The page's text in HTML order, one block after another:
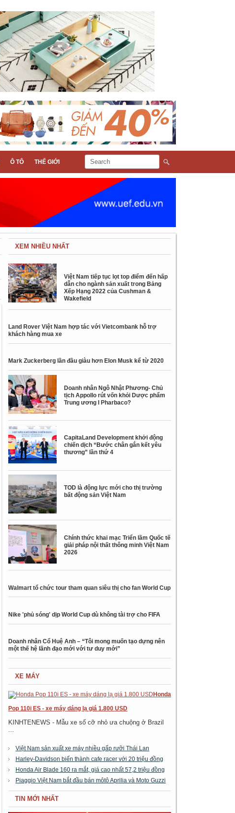
Ô TÔ THẾ GIỚI
XEM NHIỀU NHẤT
Việt Nam tiếp tục lọt top điểm đến hấp
dẫn cho ngành sản xuất trong Bảng
Xếp Hạng 2022 của Cushman &
Wakefield
Land Rover Việt Nam hợp tác với Vietcombank hỗ trợ
khách hàng mua xe
Mark Zuckerberg lần đầu giàu hơn Elon Musk kể từ 2020
Doanh nhân Ngô Nhật Phương- Chủ
tịch Appollo rút vốn khỏi Dược phẩm
Trung ương I Pharbaco?
CapitaLand Development khởi động
chiến dịch “Bước chân gắn kết yêu
thương” lần thứ 4
TOD là động lực mới cho thị trường
bất động sản Việt Nam
Chính thức khai mạc Triển lãm Quốc tế
giải pháp nội thất thông minh Việt Nam
2026
Walmart tổ chức tour tham quan siêu thị cho fan World Cup
Nike 'phủ sóng' dịp World Cup dù không tài trợ cho FIFA
Doanh nhân Cổ Huệ Anh – “Tôi mong muốn tạo dựng nên
một thế hệ lãnh đạo mới với tư duy mới”
XE MÁY
Honda
Pop 110i ES - xe máy dáng lạ giá 1.800 USD
KINHTENEWS - Mẫu xe số cỡ nhỏ ưa chuộng ở Brazil
Việt Nam sản xuất xe máy nhiều gấp rưỡi Thái Lan
Harley-Davidson biến thành cafe racer với 20 triệu đồng
Honda Air Blade 160 ra mắt, giá cao nhất 57,2 triệu đồng
Piaggio Việt Nam bắt đầu bán môtô Aprilia và Moto Guzzi
TIN MỚI NHẤT